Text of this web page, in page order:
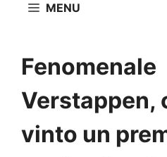
MENU
Fenomenale
Verstappen,
vinto un